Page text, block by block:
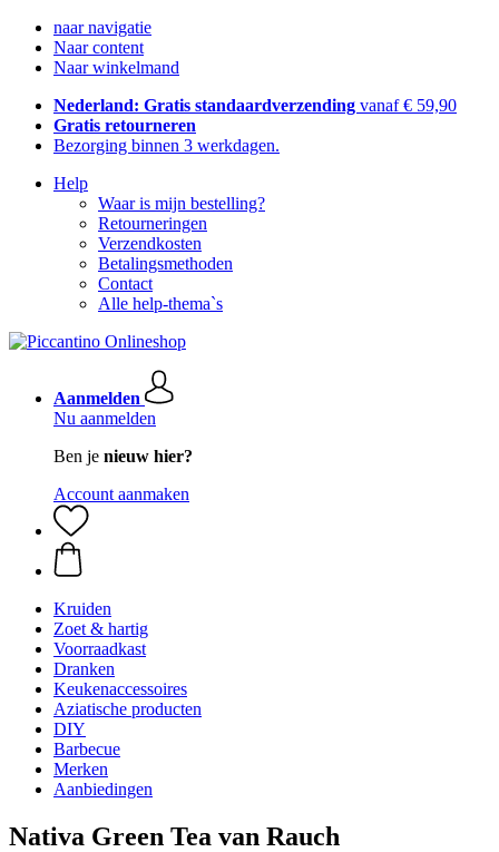
naar navigatie
Naar content
Naar winkelmand
Nederland: Gratis standaardverzending vanaf € 59,90
Gratis retourneren
Bezorging binnen 3 werkdagen.
Help
Waar is mijn bestelling?
Retourneringen
Verzendkosten
Betalingsmethoden
Contact
Alle help-thema`s
Aanmelden
Nu aanmelden
Ben je nieuw hier?
Account aanmaken
Kruiden
Zoet & hartig
Voorraadkast
Dranken
Keukenaccessoires
Aziatische producten
DIY
Barbecue
Merken
Aanbiedingen
Nativa Green Tea van Rauch